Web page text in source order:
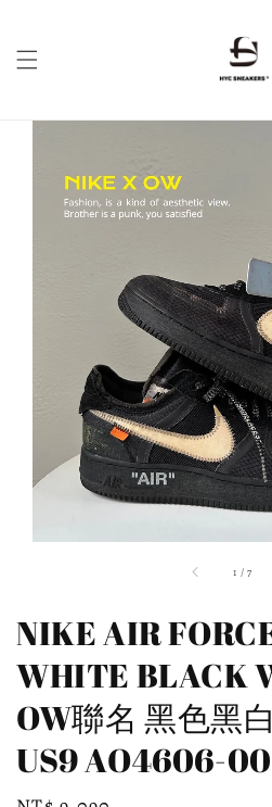
1 /7
NIKE AIR
WHITE BLACK
OW聯名 黑色黑
US9 AO4606-